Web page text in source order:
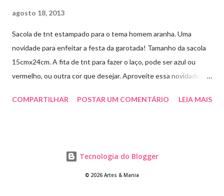
agosto 18, 2013
Sacola de tnt estampado para o tema homem aranha. Uma
novidade para enfeitar a festa da garotada! Tamanho da sacola
15cmx24cm. A fita de tnt para fazer o laço, pode ser azul ou
vermelho, ou outra cor que desejar. Aproveite essa novidade e
COMPARTILHAR
POSTAR UM COMENTÁRIO LEIA MAIS
Tecnologia do Blogger
© 2026 Artes & Mania